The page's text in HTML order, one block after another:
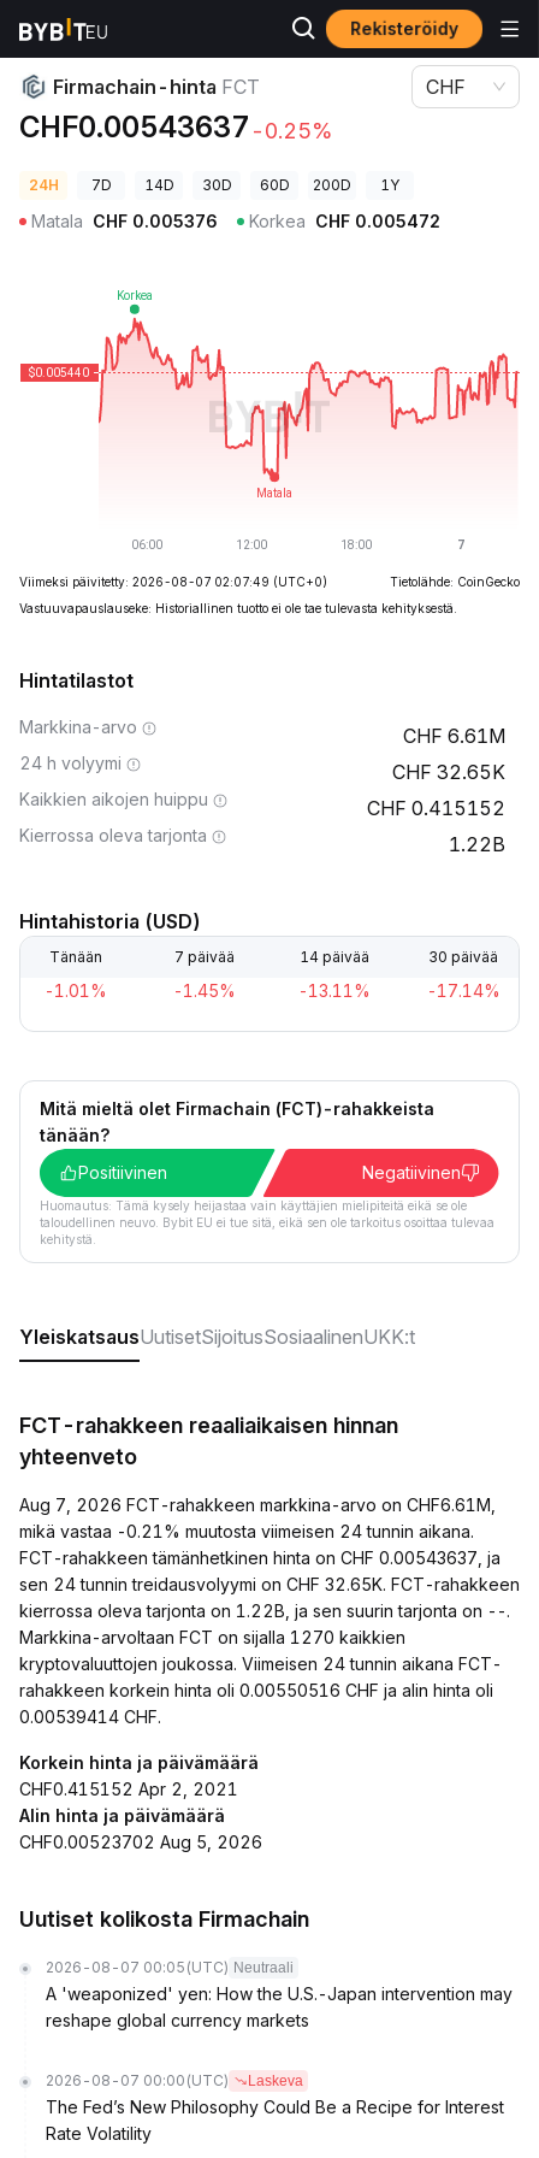
Rekisteröidy
Kryptohinnat
Firmachain-hinta FCT
CHF0.00543637 -0.25%
CHF
24H 7D 14D 30D 60D 200D 1Y
Matala CHF 0.005376 Korkea CHF 0.005472
Viimeksi päivitetty: 2026-08-07 02:07:49 (UTC+0)
Tietolähde: CoinGecko
Vastuuvapauslauseke: Historiallinen tuotto ei ole tae tulevasta kehityksestä.
Hintatilastot
Markkina-arvo 6.61M
24 h volyymi 32.65K
Kaikkien aikojen huippu 0.415152
Kierrossa oleva tarjonta 1.22B
Hintahistoria (USD)
Tänään 7 päivää 14 päivää 30 päivää
-1.01% -1.45% -13.11% -17.14%
Mitä mieltä olet Firmachain (FCT)-rahakkeista
tänään?
Positiivinen
Negatiivinen
Huomautus: Tämä kysely heijastaa vain käyttäjien mielipiteitä eikä se ole
taloudellinen neuvo. Bybit EU ei tue sitä, eikä sen ole tarkoitus osoittaa tulevaa
kehitystä.
YleiskatsausUutisetSijoitusSosiaalinenUKK:t
FCT-rahakkeen reaaliaikaisen hinnan
yhteenveto
Aug 7, 2026 FCT-rahakkeen markkina-arvo on CHF6.61M,
mikä vastaa -0.21% muutosta viimeisen 24 tunnin aikana.
FCT-rahakkeen tämänhetkinen hinta on CHF 0.00543637, ja
sen 24 tunnin treidausvolyymi on CHF 32.65K. FCT-rahakkeen
kierrossa oleva tarjonta on 1.22B, ja sen suurin tarjonta on --.
Markkina-arvoltaan FCT on sijalla 1270 kaikkien
kryptovaluuttojen joukossa. Viimeisen 24 tunnin aikana FCT-
rahakkeen korkein hinta oli 0.00550516 CHF ja alin hinta oli
0.00539414 CHF.
Korkein hinta ja päivämäärä
CHF0.415152 Apr 2, 2021
Alin hinta ja päivämäärä
CHF0.00523702 Aug 5, 2026
Uutiset kolikosta Firmachain
2026-08-07 00:05 (UTC) Neutraali
A 'weaponized' yen: How the U.S.-Japan intervention may
reshape global currency markets
2026-08-07 00:00 (UTC) Laskeva
The Fed’s New Philosophy Could Be a Recipe for Interest
Rate Volatility